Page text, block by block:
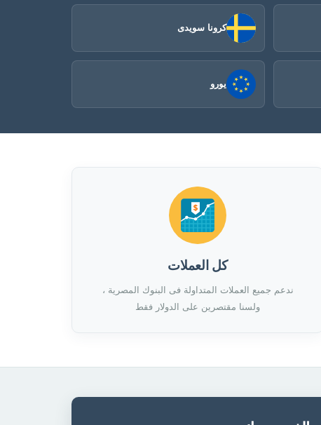
كرونا سويدى
يورو
كل العملات
ندعم جميع العملات المتداولة فى البنوك المصرية ،
ولسنا مقتصرين على الدولار فقط